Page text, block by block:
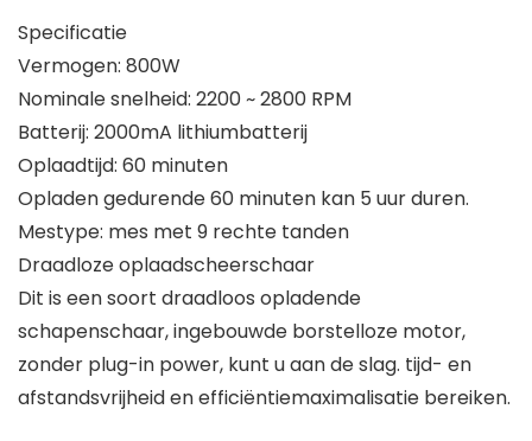
Specificatie
Vermogen: 800W
Nominale snelheid: 2200 ~ 2800 RPM
Batterij: 2000mA lithiumbatterij
Oplaadtijd: 60 minuten
Opladen gedurende 60 minuten kan 5 uur duren.
Mestype: mes met 9 rechte tanden
Draadloze oplaadscheerschaar
Dit is een soort draadloos opladende
schapenschaar, ingebouwde borstelloze motor,
zonder plug-in power, kunt u aan de slag. tijd- en
afstandsvrijheid en efficiëntiemaximalisatie bereiken.